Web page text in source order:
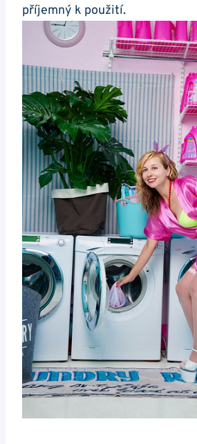
příjemný k použití.